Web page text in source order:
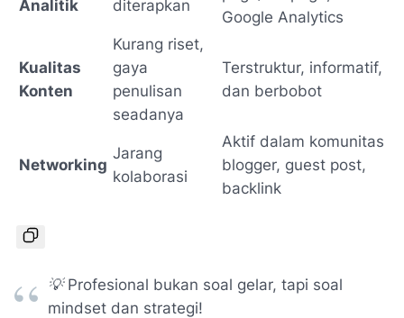
Analitik
diterapkan
Google Analytics
Kualitas
Konten
Kurang riset,
gaya
penulisan
seadanya
Terstruktur, informatif,
dan berbobot
Networking
Jarang
kolaborasi
Aktif dalam komunitas
blogger, guest post,
backlink
💡 Profesional bukan soal gelar, tapi soal
mindset dan strategi!